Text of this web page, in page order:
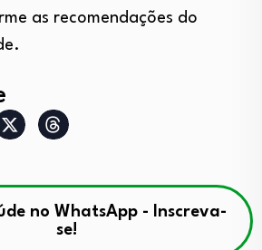
as recomendações do
no WhatsApp - Inscreva-
se!